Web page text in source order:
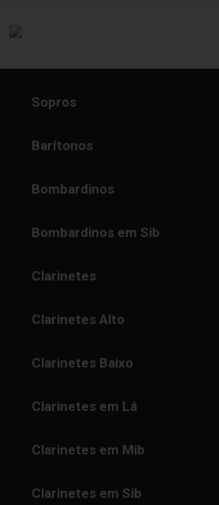
Sopros
Barítonos
Bombardinos
Bombardinos em Sib
Clarinetes
Clarinetes Alto
Clarinetes Baixo
Clarinetes em Lá
Clarinetes em Mib
Clarinetes em Sib